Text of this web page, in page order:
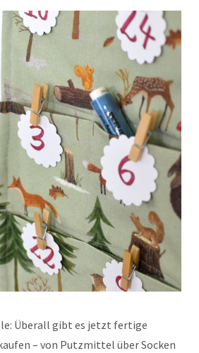
Überall gibt es jetzt fertige
– von Putzmittel über Socken